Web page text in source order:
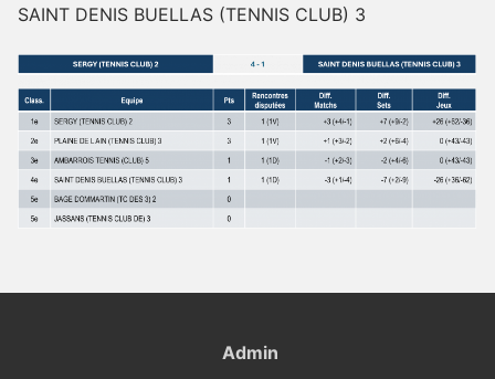
SAINT DENIS BUELLAS (TENNIS CLUB) 3
Admin